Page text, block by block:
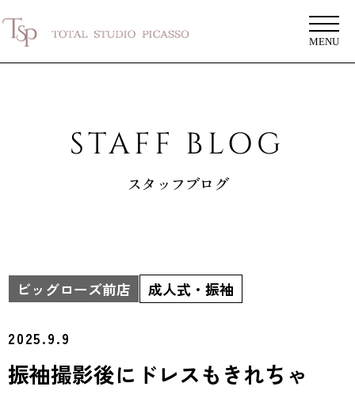
MENU
STAFF BLOG
スタッフブログ
ビッグローズ前店 成人式・振袖
2025.9.9
振袖撮影後にドレスもきれちゃ